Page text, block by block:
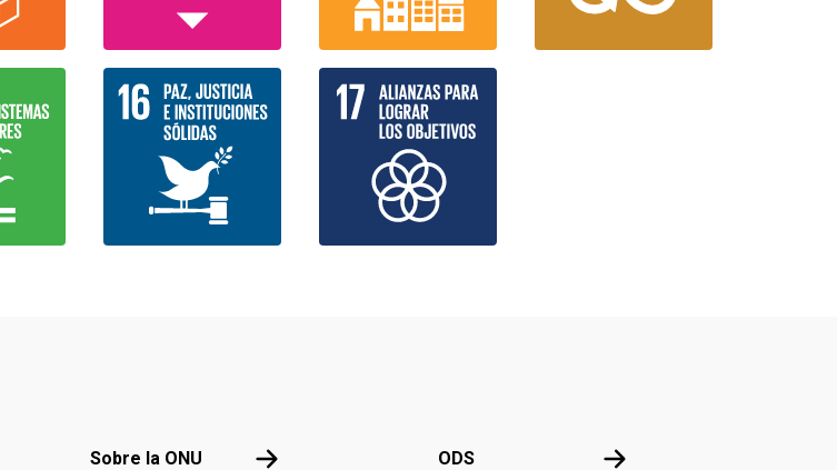
Sobre la ONU Sobre la ONU ODS ODS